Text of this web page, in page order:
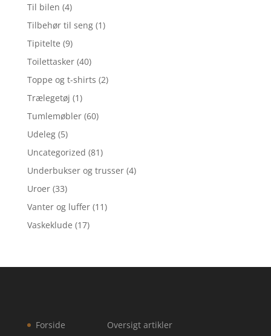
Til bilen (4)
Tilbehør til seng (1)
Tipitelte (9)
Toilettasker (40)
Toppe og t-shirts (2)
Trælegetøj (1)
Tumlemøbler (60)
Udeleg (5)
Uncategorized (81)
Underbukser og trusser (4)
Uroer (33)
Vanter og luffer (11)
Vaskeklude (17)
Forside
Oversigt artikler